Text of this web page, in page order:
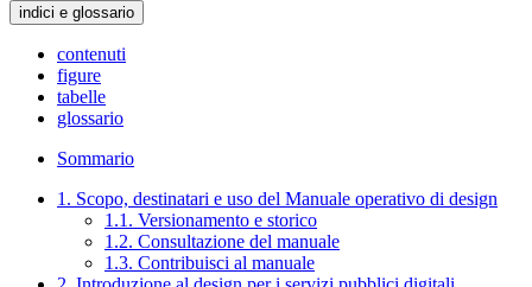
indici e glossario
contenuti
figure
tabelle
glossario
Sommario
1. Scopo, destinatari e uso del Manuale operativo di design
1.1. Versionamento e storico
1.2. Consultazione del manuale
1.3. Contribuisci al manuale